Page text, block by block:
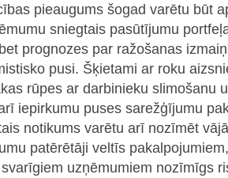
pieaugums šogad varētu būt
sniegtais pasūtījumu
prognozes par ražošanas
pusi. Šķietami ar roku
rūpes ar darbinieku slimošanu
iepirkumu puses sarežģījumu
notikums varētu arī nozīmēt
patērētāji veltīs
uzņēmumiem nozīmīgs